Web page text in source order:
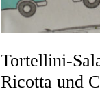
Tortellini-
Ricotta und